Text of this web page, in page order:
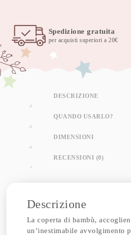
Spedizione gratuita
per acquisti superiori a 20€
DESCRIZIONE
QUANDO USARLO?
DIMENSIONI
RECENSIONI (0)
Descrizione
La coperta di bambù,
un’inestimabile avvolgimento